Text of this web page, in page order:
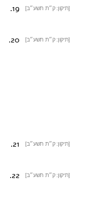
19
. [תיקון: ק״ת תשע״ב]
20
. [תיקון: ק״ת תשע״ב]
21
. [תיקון: ק״ת תשע״ב]
22
. [תיקון: ק״ת תשע״ב]